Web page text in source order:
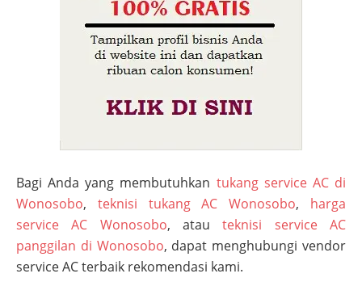
Bagi Anda yang membutuhkan tukang service AC di
Wonosobo, teknisi tukang AC Wonosobo, harga
service AC Wonosobo, atauteknisi service AC
panggilan di Wonosobo, dapat menghubungi vendor
service AC terbaik rekomendasi kami.